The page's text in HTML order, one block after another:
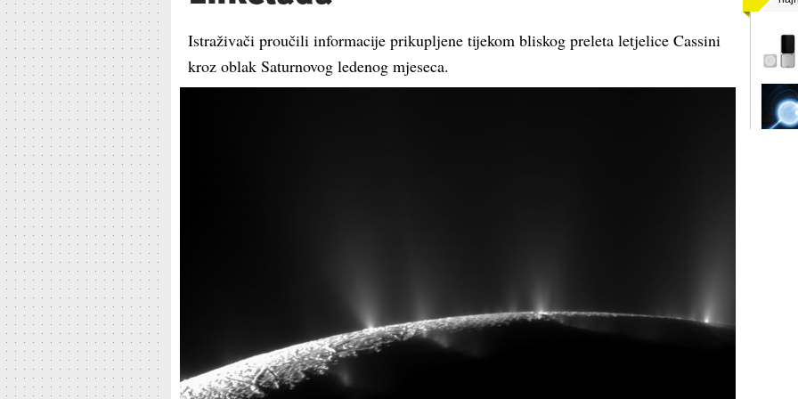
Istraživači proučili informacije prikupljene tijekom bliskog preleta letjelice Cassini
kroz oblak Saturnovog ledenog mjeseca.